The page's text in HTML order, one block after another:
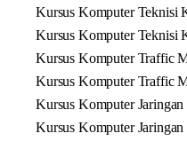
Kursus Komputer Teknisi
Kursus Komputer Teknisi
Kursus Komputer Traffic
Kursus Komputer Traffic
Kursus Komputer
Kursus Komputer